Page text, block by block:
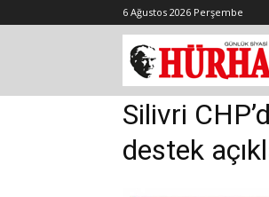
6 Ağustos 2026 Perşembe
Silivri
destek